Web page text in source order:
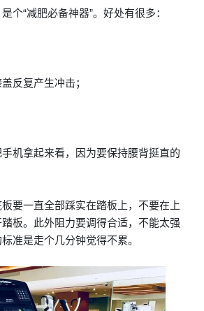
个“减肥必备神器”。好处有很多：
反复产生冲击；
机拿起来看，因为要保持腰背挺直的
要一直全部踩实在踏板上，不要在上
板。此外阻力要调得合适，不能太强
准是走个几分钟觉得不累。